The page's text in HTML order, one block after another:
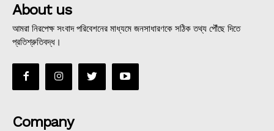
About us
আমরা নিরপেক্ষ সংবাদ পরিবেশনের মাধ্যমে জনসাধারণকে সঠিক তথ্য পৌঁছে দিতে
প্রতিশ্রুতিবদ্ধ।
Company